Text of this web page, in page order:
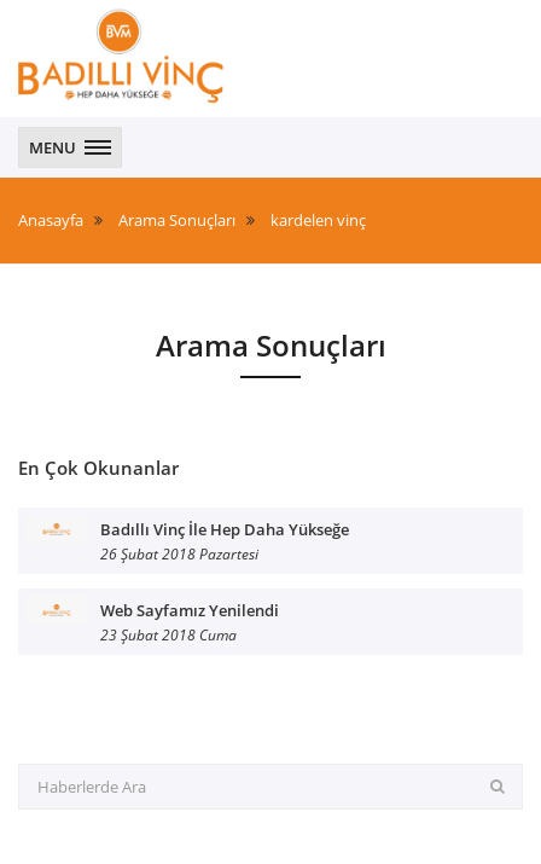
vinç
forklift
yol
yardım
hizmetleri
MENU
Anasayfa Arama Sonuçları kardelen vinç
Arama Sonuçları
En Çok Okunanlar
Badıllı Vinç İle Hep Daha Yükseğe
26 Şubat 2018 Pazartesi
Web Sayfamız Yenilendi
23 Şubat 2018 Cuma